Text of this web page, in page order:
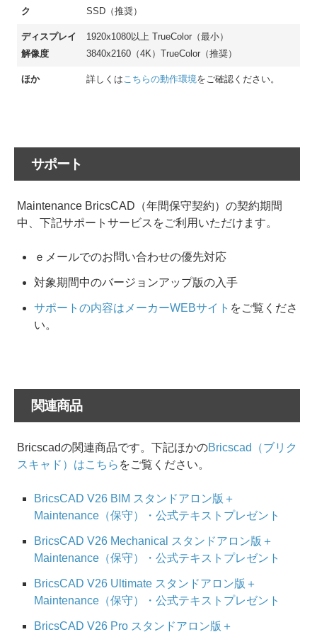
ク
SSD（推奨）
ディスプレイ
解像度
1920x1080以上 TrueColor（最小）
3840x2160（4K）TrueColor（推奨）
ほか 詳しくは こちらの動作環境をご確認ください。
サポート
Maintenance BricsCAD（年間保守契約）の契約期間
中、下記サポートサービスをご利用いただけます。
ｅメールでのお問い合わせの優先対応
対象期間中のバージョンアップ版の入手
サポートの内容はメーカーWEBサイト をご覧くださ
い。
関連商品
Bricscadの関連商品です。下記ほかのBricscad（ブリク
スキャド）はこちら をご覧ください。
BricsCAD V26 BIM スタンドアロン版＋
Maintenance（保守）・公式テキストプレゼント
BricsCAD V26 Mechanical スタンドアロン版＋
Maintenance（保守）・公式テキストプレゼント
BricsCAD V26 Ultimate スタンドアロン版＋
Maintenance（保守）・公式テキストプレゼント
BricsCAD V26 Pro スタンドアロン版＋